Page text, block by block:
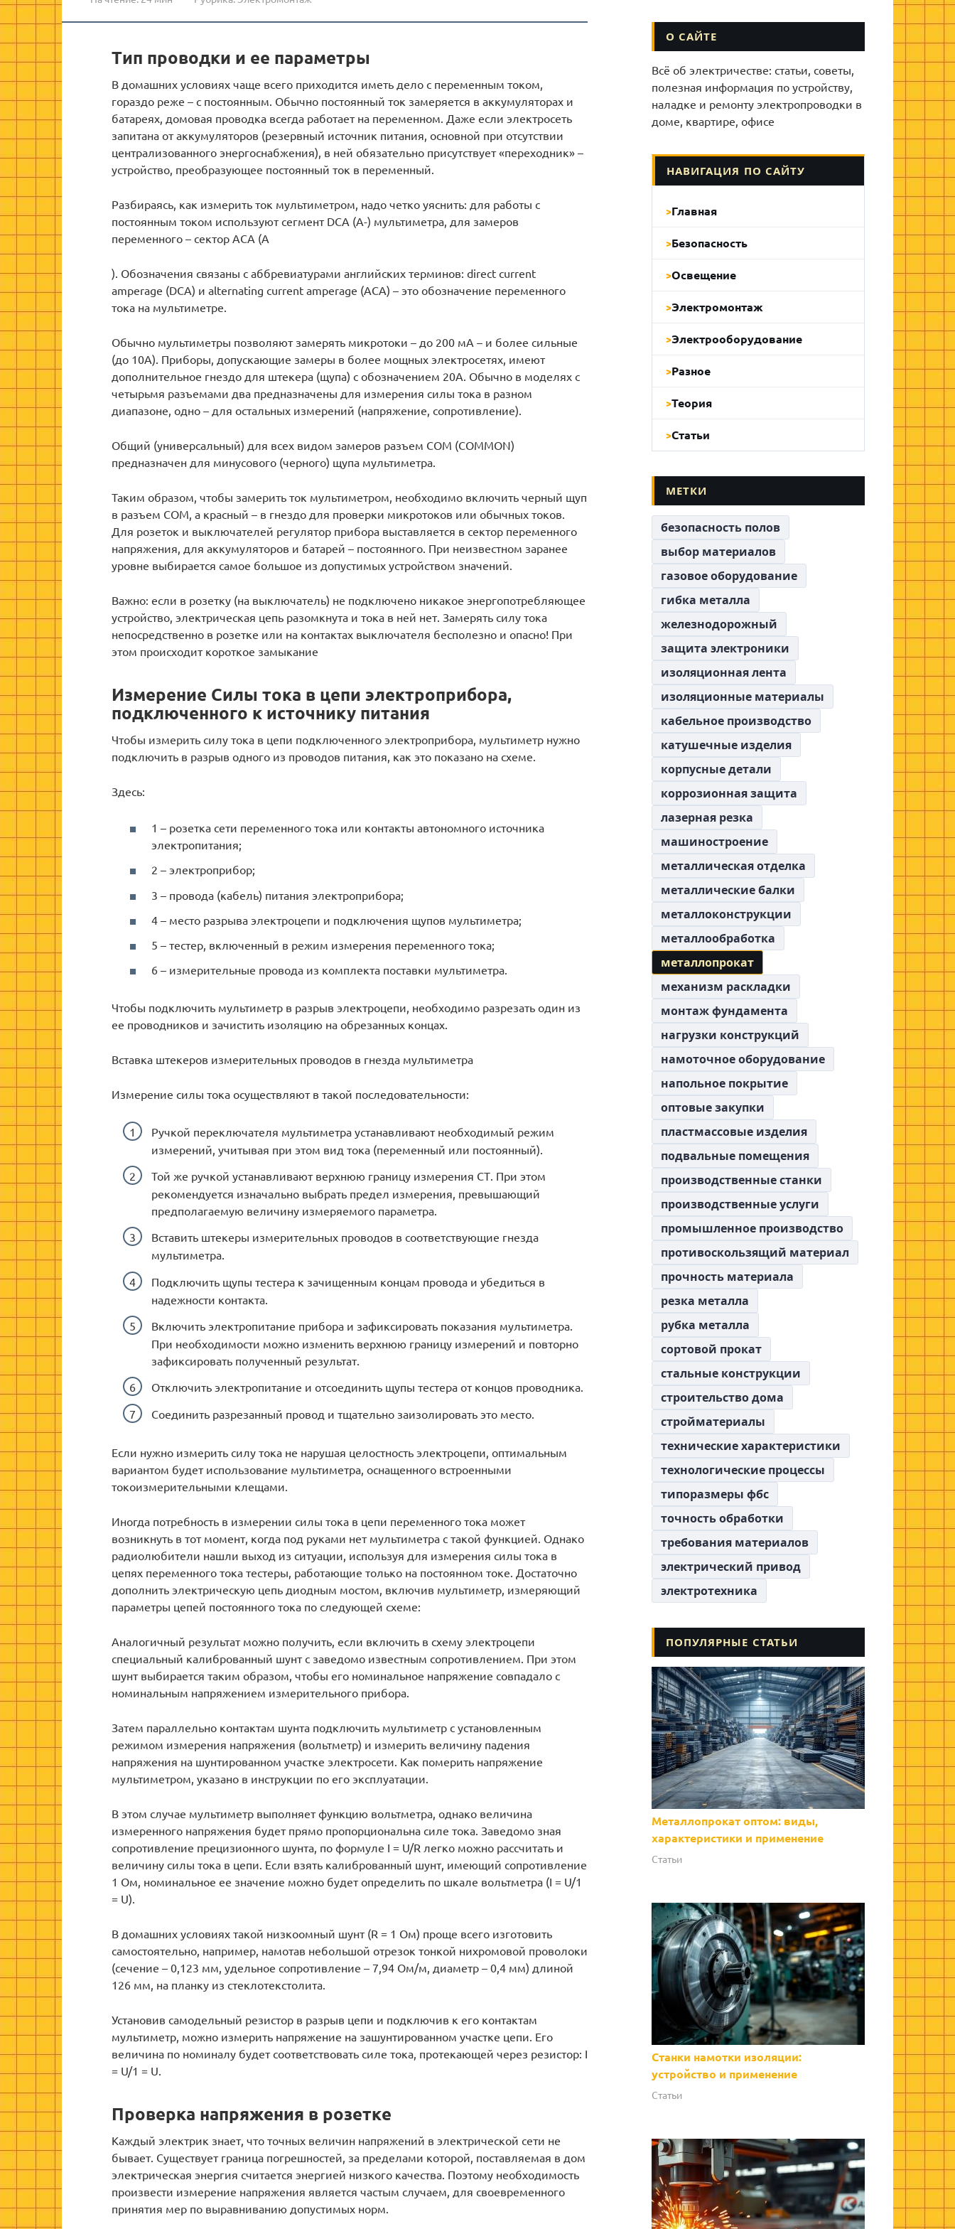
Тип проводки и ее параметры
В домашних условиях чаще всего приходится иметь дело с переменным током,
гораздо реже – с постоянным. Обычно постоянный ток замеряется в аккумуляторах и
батареях, домовая проводка всегда работает на переменном. Даже если электросеть
запитана от аккумуляторов (резервный источник питания, основной при отсутствии
централизованного энергоснабжения), в ней обязательно присутствует «переходник» –
устройство, преобразующее постоянный ток в переменный.
Разбираясь, как измерить ток мультиметром, надо четко уяснить: для работы с
постоянным током используют сегмент DCA (A-) мультиметра, для замеров
переменного – сектор ACA (A
). Обозначения связаны с аббревиатурами английских терминов: direct current
amperage (DCA) и alternating current amperage (ACA) – это обозначение переменного
тока на мультиметре.
Обычно мультиметры позволяют замерять микротоки – до 200 мА – и более сильные
(до 10А). Приборы, допускающие замеры в более мощных электросетях, имеют
дополнительное гнездо для штекера (щупа) с обозначением 20А. Обычно в моделях с
четырьмя разъемами два предназначены для измерения силы тока в разном
диапазоне, одно – для остальных измерений (напряжение, сопротивление).
Общий (универсальный) для всех видом замеров разъем COM (COMMON)
предназначен для минусового (черного) щупа мультиметра.
Таким образом, чтобы замерить ток мультиметром, необходимо включить черный щуп
в разъем COM, а красный – в гнездо для проверки микротоков или обычных токов.
Для розеток и выключателей регулятор прибора выставляется в сектор переменного
напряжения, для аккумуляторов и батарей – постоянного. При неизвестном заранее
уровне выбирается самое большое из допустимых устройством значений.
Важно: если в розетку (на выключатель) не подключено никакое энергопотребляющее
устройство, электрическая цепь разомкнута и тока в ней нет. Замерять силу тока
непосредственно в розетке или на контактах выключателя бесполезно и опасно! При
этом происходит короткое замыкание
Измерение Силы тока в цепи электроприбора,
подключенного к источнику питания
Чтобы измерить силу тока в цепи подключенного электроприбора, мультиметр нужно
подключить в разрыв одного из проводов питания, как это показано на схеме.
Здесь:
1 – розетка сети переменного тока или контакты автономного источника
электропитания;
2 – электроприбор;
3 – провода (кабель) питания электроприбора;
4 – место разрыва электроцепи и подключения щупов мультиметра;
5 – тестер, включенный в режим измерения переменного тока;
6 – измерительные провода из комплекта поставки мультиметра.
Чтобы подключить мультиметр в разрыв электроцепи, необходимо разрезать один из
ее проводников и зачистить изоляцию на обрезанных концах.
Вставка штекеров измерительных проводов в гнезда мультиметра
Измерение силы тока осуществляют в такой последовательности:
Ручкой переключателя мультиметра устанавливают необходимый режим
измерений, учитывая при этом вид тока (переменный или постоянный).
Той же ручкой устанавливают верхнюю границу измерения СТ. При этом
рекомендуется изначально выбрать предел измерения, превышающий
предполагаемую величину измеряемого параметра.
Вставить штекеры измерительных проводов в соответствующие гнезда
мультиметра.
Подключить щупы тестера к зачищенным концам провода и убедиться в
надежности контакта.
Включить электропитание прибора и зафиксировать показания мультиметра.
При необходимости можно изменить верхнюю границу измерений и повторно
зафиксировать полученный результат.
Отключить электропитание и отсоединить щупы тестера от концов проводника.
Соединить разрезанный провод и тщательно заизолировать это место.
Если нужно измерить силу тока не нарушая целостность электроцепи, оптимальным
вариантом будет использование мультиметра, оснащенного встроенными
токоизмерительными клещами.
Иногда потребность в измерении силы тока в цепи переменного тока может
возникнуть в тот момент, когда под руками нет мультиметра с такой функцией. Однако
радиолюбители нашли выход из ситуации, используя для измерения силы тока в
цепях переменного тока тестеры, работающие только на постоянном токе. Достаточно
дополнить электрическую цепь диодным мостом, включив мультиметр, измеряющий
параметры цепей постоянного тока по следующей схеме:
Аналогичный результат можно получить, если включить в схему электроцепи
специальный калиброванный шунт с заведомо известным сопротивлением. При этом
шунт выбирается таким образом, чтобы его номинальное напряжение совпадало с
номинальным напряжением измерительного прибора.
Затем параллельно контактам шунта подключить мультиметр с установленным
режимом измерения напряжения (вольтметр) и измерить величину падения
напряжения на шунтированном участке электросети. Как померить напряжение
мультиметром, указано в инструкции по его эксплуатации.
В этом случае мультиметр выполняет функцию вольтметра, однако величина
измеренного напряжения будет прямо пропорциональна силе тока. Заведомо зная
сопротивление прецизионного шунта, по формуле I = U/R легко можно рассчитать и
величину силы тока в цепи. Если взять калиброванный шунт, имеющий сопротивление
1 Ом, номинальное ее значение можно будет определить по шкале вольтметра (I = U/1
= U).
В домашних условиях такой низкоомный шунт (R = 1 Ом) проще всего изготовить
самостоятельно, например, намотав небольшой отрезок тонкой нихромовой проволоки
(сечение – 0,123 мм, удельное сопротивление – 7,94 Ом/м, диаметр – 0,4 мм) длиной
126 мм, на планку из стеклотекстолита.
Установив самодельный резистор в разрыв цепи и подключив к его контактам
мультиметр, можно измерить напряжение на зашунтированном участке цепи. Его
величина по номиналу будет соответствовать силе тока, протекающей через резистор: I
= U/1 = U.
Проверка напряжения в розетке
Каждый электрик знает, что точных величин напряжений в электрической сети не
бывает. Существует граница погрешностей, за пределами которой, поставляемая в дом
электрическая энергия считается энергией низкого качества. Поэтому необходимость
произвести измерение напряжения является частым случаем, для своевременного
принятия мер по выравниванию допустимых норм.
О САЙТЕ
Всё об электричестве: статьи, советы,
полезная информация по устройству,
наладке и ремонту электропроводки в
доме, квартире, офисе
НАВИГАЦИЯ ПО САЙТУ
Главная
Безопасность
Освещение
Электромонтаж
Электрооборудование
Разное
Теория
Статьи
МЕТКИ
безопасность полов
выбор материалов
газовое оборудование
гибка металла
железнодорожный
защита электроники
изоляционная лента
изоляционные материалы
кабельное производство
катушечные изделия
корпусные детали
коррозионная защита
лазерная резка
машиностроение
металлическая отделка
металлические балки
металлоконструкции
металлообработка
металлопрокат
механизм раскладки
монтаж фундамента
нагрузки конструкций
намоточное оборудование
напольное покрытие
оптовые закупки
пластмассовые изделия
подвальные помещения
производственные станки
производственные услуги
промышленное производство
противоскользящий материал
прочность материала
резка металла
рубка металла
сортовой прокат
стальные конструкции
строительство дома
стройматериалы
технические характеристики
технологические процессы
типоразмеры фбс
точность обработки
требования материалов
электрический привод
электротехника
ПОПУЛЯРНЫЕ СТАТЬИ
Металлопрокат оптом: виды,
характеристики и применение
Статьи
Станки намотки изоляции:
устройство и применение
Статьи